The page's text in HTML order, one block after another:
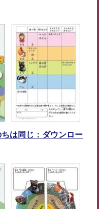
は同じ：ダウンロー